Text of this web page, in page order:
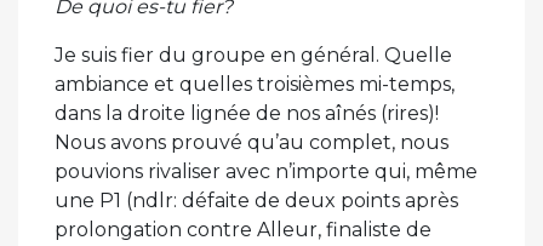
De quoi es-tu fier?
Je suis fier du groupe en général. Quelle
ambiance et quelles troisièmes mi-temps,
dans la droite lignée de nos aînés (rires)!
Nous avons prouvé qu’au complet, nous
pouvions rivaliser avec n’importe qui, même
une P1 (ndlr: défaite de deux points après
prolongation contre Alleur, finaliste de